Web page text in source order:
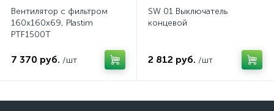
Вентилятор с фильтром
160x160x69, Plastim
PTF1500T
7 370 руб. /шт
SW 01 Выключатель
концевой
2 812 руб. /шт